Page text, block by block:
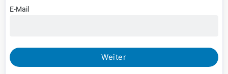
E-Mail
Weiter